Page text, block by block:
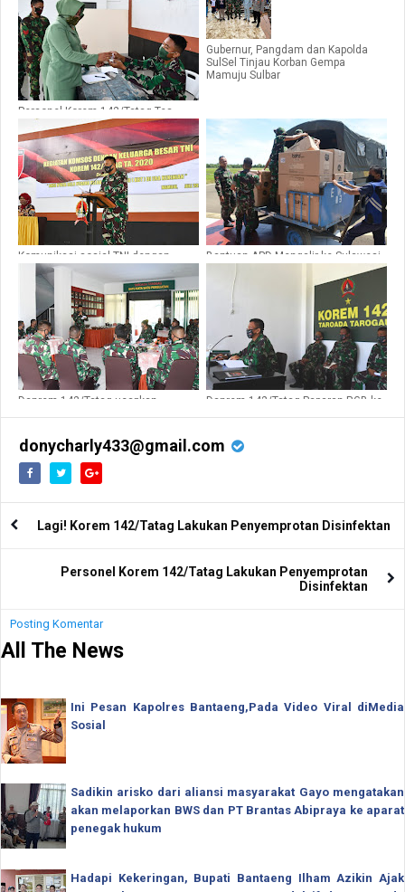
Personel Korem 142/Tatag Tes
Urine
Gubernur, Pangdam dan Kapolda
SulSel Tinjau Korban Gempa
Mamuju Sulbar
Komunikasi sosial TNI dengan
Keluarga Besar TNI berlangsung di
Korem 142/Tatag
Bantuan APD Mengalir ke Sulawesi
Danrem 142/Tatag ucapkan
Danrem 142/Tatag Paparan RGB ke
donycharly433@gmail.com
Lagi! Korem 142/Tatag Lakukan Penyemprotan Disinfektan
Personel Korem 142/Tatag Lakukan Penyemprotan
Disinfektan
Posting Komentar
All The News
Ini Pesan Kapolres Bantaeng,Pada Video Viral diMedia
Sosial
Sadikin arisko dari aliansi masyarakat Gayo mengatakan
akan melaporkan BWS dan PT Brantas Abipraya ke aparat
penegak hukum
Hadapi Kekeringan, Bupati Bantaeng Ilham Azikin Ajak